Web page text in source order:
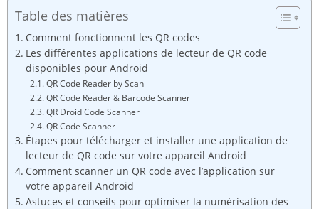
Table des matières
Comment fonctionnent les QR codes
Les différentes applications de lecteur de QR code
disponibles pour Android
QR Code Reader by Scan
QR Code Reader & Barcode Scanner
QR Droid Code Scanner
QR Code Scanner
Étapes pour télécharger et installer une application de
lecteur de QR code sur votre appareil Android
Comment scanner un QR code avec l’application sur
votre appareil Android
Astuces et conseils pour optimiser la numérisation des